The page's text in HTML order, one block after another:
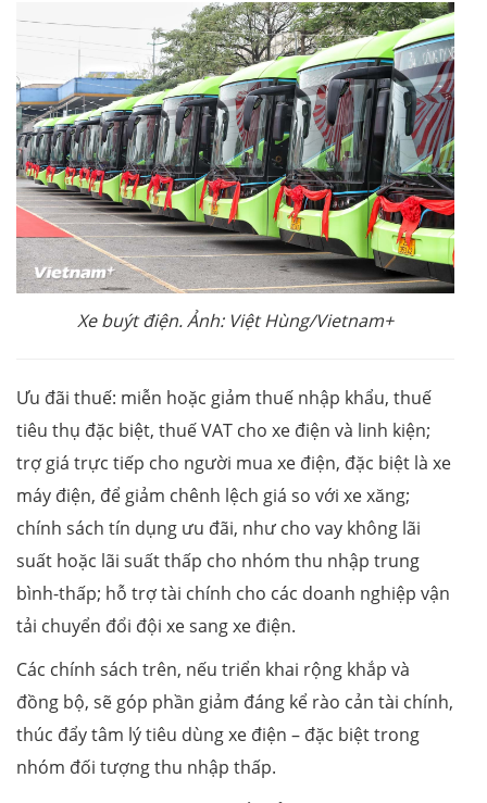
Xe buýt điện. Ảnh: Việt Hùng/Vietnam+
Ưu đãi thuế: miễn hoặc giảm thuế nhập khẩu, thuế
tiêu thụ đặc biệt, thuế VAT cho xe điện và linh kiện;
trợ giá trực tiếp cho người mua xe điện, đặc biệt là xe
máy điện, để giảm chênh lệch giá so với xe xăng;
chính sách tín dụng ưu đãi, như cho vay không lãi
suất hoặc lãi suất thấp cho nhóm thu nhập trung
bình-thấp; hỗ trợ tài chính cho các doanh nghiệp vận
tải chuyển đổi đội xe sang xe điện.
Các chính sách trên, nếu triển khai rộng khắp và
đồng bộ, sẽ góp phần giảm đáng kể rào cản tài chính,
thúc đẩy tâm lý tiêu dùng xe điện – đặc biệt trong
nhóm đối tượng thu nhập thấp.